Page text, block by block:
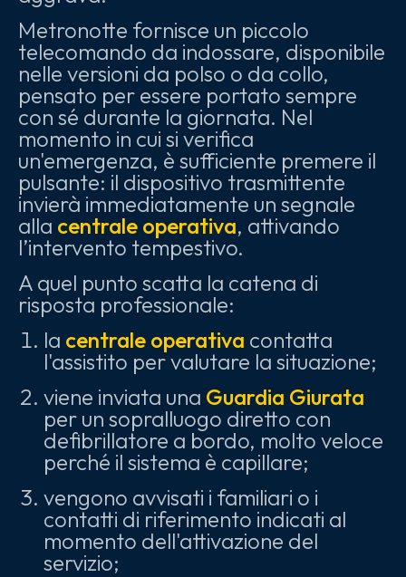
Metronotte fornisce un piccolo
telecomando da indossare, disponibile
nelle versioni da polso o da collo,
pensato per essere portato sempre
con sé durante la giornata. Nel
momento in cui si verifica
un'emergenza, è sufficiente premere il
pulsante: il dispositivo trasmittente
invierà immediatamente un segnale
alla centrale operativa, attivando
l’intervento tempestivo.
A quel punto scatta la catena di
risposta professionale:
la centrale operativa contatta
l'assistito per valutare la situazione;
viene inviata una Guardia Giurata
per un sopralluogo diretto con
defibrillatore a bordo, molto veloce
perché il sistema è capillare;
vengono avvisati i familiari o i
contatti di riferimento indicati al
momento dell'attivazione del
servizio;